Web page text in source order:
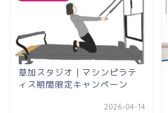
草加スタジオ｜マシンピラテ
ィス期間限定キャンペーン
2026-04-14